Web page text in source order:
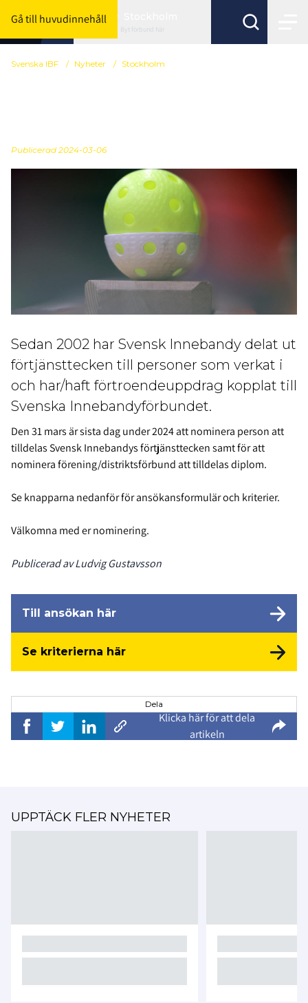
Gå till huvudinnehåll
Byt förbund här
Svenska IBF / Nyheter / Stockholm
Publicerad 2024-03-06
Sedan 2002 har Svensk Innebandy delat ut
förtjänsttecken till personer som verkat i
och har/haft förtroendeuppdrag kopplat till
Svenska Innebandyförbundet.
Den 31 mars är sista dag under 2024 att nominera person att
tilldelas Svensk Innebandys förtjänsttecken samt för att
nominera förening/distriktsförbund att tilldelas diplom.
Se knapparna nedanför för ansökansformulär och kriterier.
Välkomna med er nominering.
Publicerad av Ludvig Gustavsson
Till ansökan här
Se kriterierna här
Dela
Klicka här för att dela
artikeln
UPPTÄCK FLER NYHETER